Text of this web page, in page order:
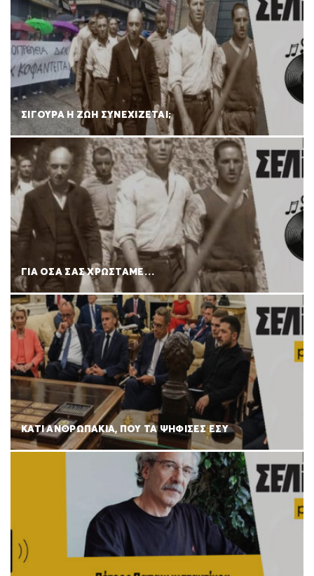
ΣΙΓΟΥΡΑ Η ΖΩΗ ΣΥΝΕΧΙΖΕΤΑΙ;
ΓΙΑ ΟΣΑ ΣΑΣ ΧΡΩΣΤΑΜΕ…
ΚΑΤΙ ΑΝΘΡΩΠΑΚΙΑ, ΠΟΥ ΤΑ ΨΗΦΙΣΕΣ ΕΣΥ